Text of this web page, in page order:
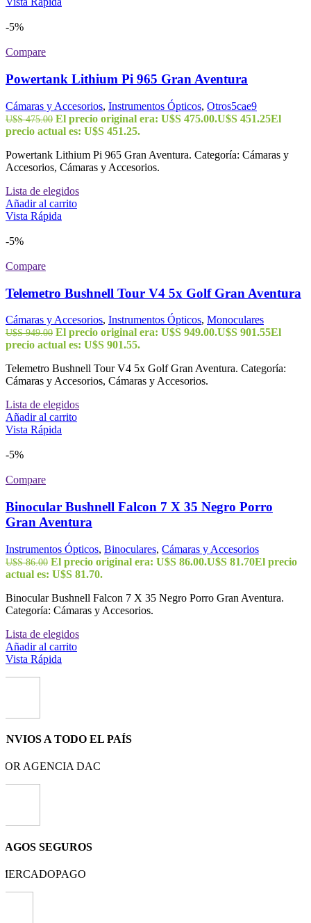
-5%
Compare
Powertank Lithium Pi 965 Gran Aventura
Cámaras y Accesorios, Instrumentos Ópticos, Otros5cae9
U$S475.00 El precio original era: U$S 475.00.U$S 451.25El
precio actual es: U$S 451.25.
Powertank Lithium Pi 965 Gran Aventura. Categoría: Cámaras y
Accesorios, Cámaras y Accesorios.
Lista de elegidos
Añadir al carrito
Vista Rápida
-5%
Compare
Telemetro Bushnell Tour V4 5x Golf Gran Aventura
Cámaras y Accesorios, Instrumentos Ópticos, Monoculares
U$S949.00 El precio original era: U$S 949.00.U$S 901.55El
precio actual es: U$S 901.55.
Telemetro Bushnell Tour V4 5x Golf Gran Aventura. Categoría:
Cámaras y Accesorios, Cámaras y Accesorios.
Lista de elegidos
Añadir al carrito
Vista Rápida
-5%
Compare
Binocular Bushnell Falcon 7 X 35 Negro Porro
Gran Aventura
Instrumentos Ópticos, Binoculares, Cámaras y Accesorios
U$S86.00 El precio original era: U$S 86.00.U$S 81.70El precio
actual es: U$S 81.70.
Binocular Bushnell Falcon 7 X 35 Negro Porro Gran Aventura.
Categoría: Cámaras y Accesorios.
Lista de elegidos
Añadir al carrito
Vista Rápida
A TODO EL PAÍS
AGENCIA DAC
SEGUROS